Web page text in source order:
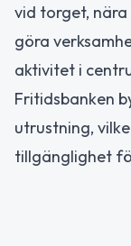
vid torget,
göra
aktivitet i
Fritidsbanken
utrustning,
tillgänglighet